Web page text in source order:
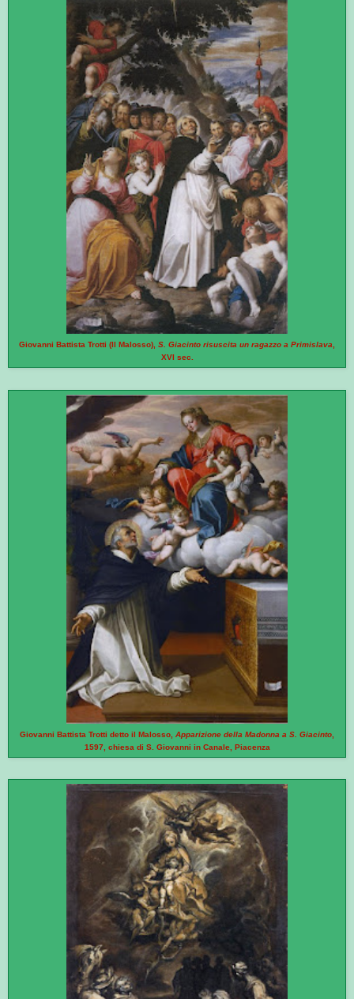
Giovanni Battista Trotti (Il Malosso), S. Giacinto risuscita un ragazzo a Primislava
XVI sec.
Giovanni Battista Trotti detto il Malosso, Apparizione della Madonna a S. Giacinto
1597, chiesa di S. Giovanni in Canale, Piacenza